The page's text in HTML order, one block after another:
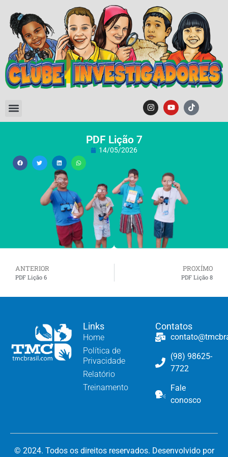
PDF Lição 7
14/05/2026
ANTERIOR
PDF Lição 6
PROXÍMO
PDF Lição 8
Links
Home
Política de
Privacidade
Relatório
Treinamento
Contatos
(98) 98625-
7722
Fale
conosco
© 2024. Todos os direitos reservados. Desenvolvido por